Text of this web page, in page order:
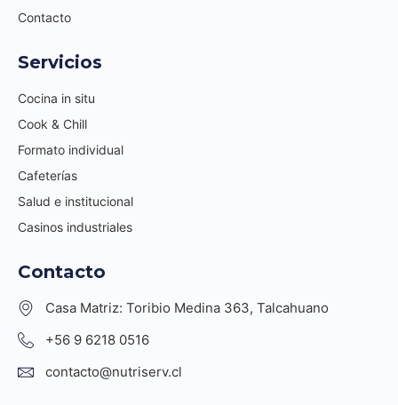
Contacto
Servicios
Cocina in situ
Cook & Chill
Formato individual
Cafeterías
Salud e institucional
Casinos industriales
Contacto
Casa Matriz: Toribio Medina 363, Talcahuano
+56 9 6218 0516
contacto@nutriserv.cl